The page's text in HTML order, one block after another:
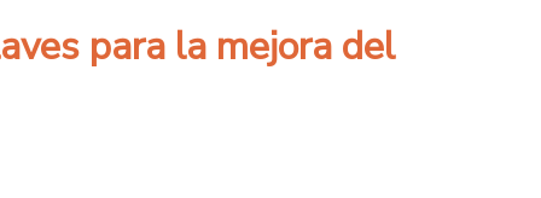
para la mejora del